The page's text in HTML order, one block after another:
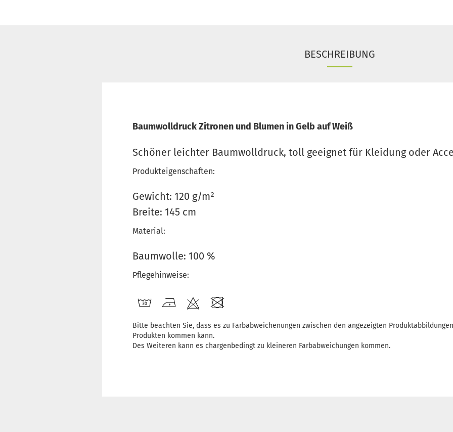
BESCHREIBUNG
Baumwolldruck Zitronen und Blumen in Gelb auf Weiß
Schöner leichter Baumwolldruck, toll geeignet für Kleidung oder
Produkteigenschaften:
Gewicht: 120 g/m²
Breite: 145 cm
Material:
Baumwolle: 100 %
Pflegehinweise:
Bitte beachten Sie, dass es zu Farbabweichenungen zwischen den angezeigten
Produkten kommen kann.
Des Weiteren kann es chargenbedingt zu kleineren Farbabweichungen kommen.